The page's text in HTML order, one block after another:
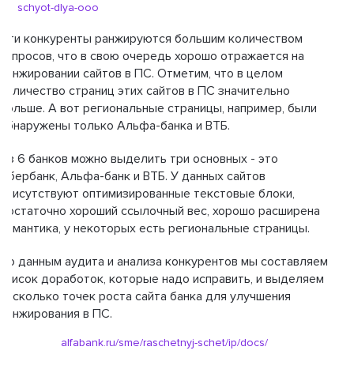
schyot-dlya-ooo
Эти конкуренты ранжируются большим количеством
запросов, что в свою очередь хорошо отражается на
ранжировании сайтов в ПС. Отметим, что в целом
количество страниц этих сайтов в ПС значительно
больше. А вот региональные страницы, например, были
обнаружены только Альфа-банка и ВТБ.
Из 6 банков можно выделить три основных - это
Сбербанк, Альфа-банк и ВТБ. У данных сайтов
присутствуют оптимизированные текстовые блоки,
достаточно хороший ссылочный вес, хорошо расширена
семантика, у некоторых есть региональные страницы.
По данным аудита и анализа конкурентов мы составляем
список доработок, которые надо исправить, и выделяем
несколько точек роста сайта банка для улучшения
ранжирования в ПС.
alfabank.ru/sme/raschetnyj-schet/ip/docs/